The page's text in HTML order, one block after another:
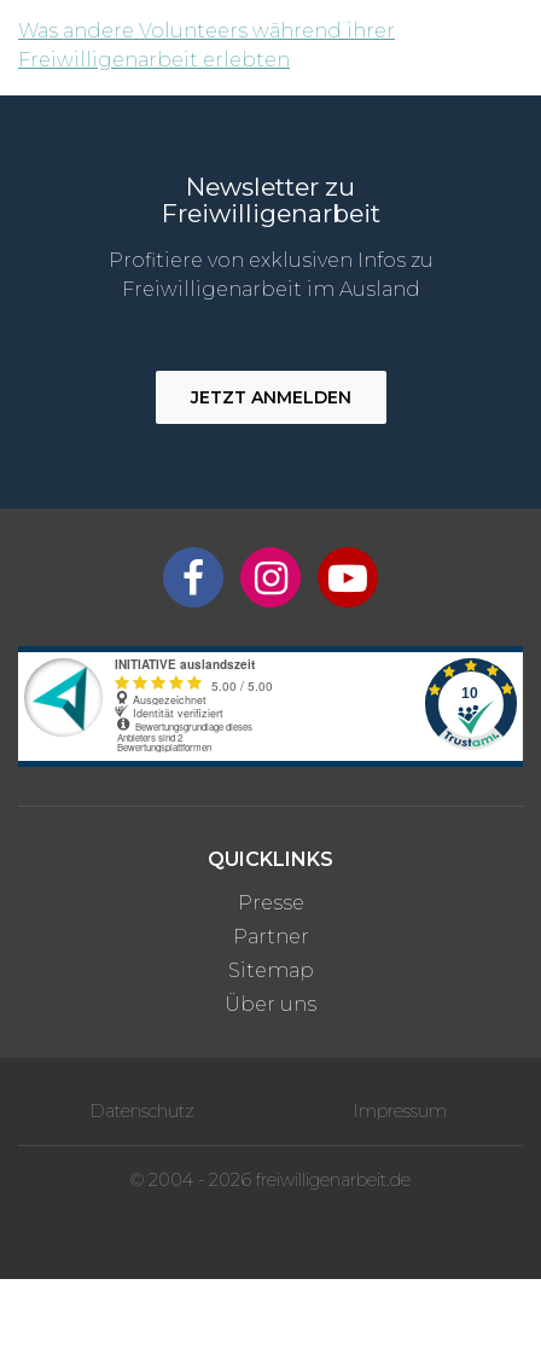
Was andere Volunteers während ihrer
Freiwilligenarbeit erlebten
Newsletter zu
Freiwilligenarbeit
Profitiere von exklusiven Infos zu
Freiwilligenarbeit im Ausland
JETZT ANMELDEN
QUICKLINKS
Presse
Partner
Sitemap
Über uns
Datenschutz Impressum
© 2004 - 2026 freiwilligenarbeit.de